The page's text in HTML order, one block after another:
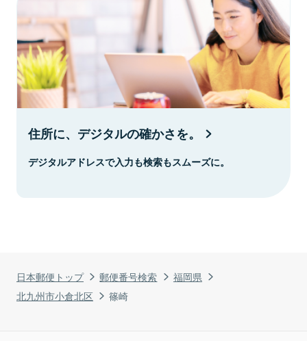
日本郵便トップ 郵便番号検索
福岡県
北九州市小倉北区
篠崎
住所に、デジタルの確かさを。
デジタルアドレスで入力も検索もスムーズに。